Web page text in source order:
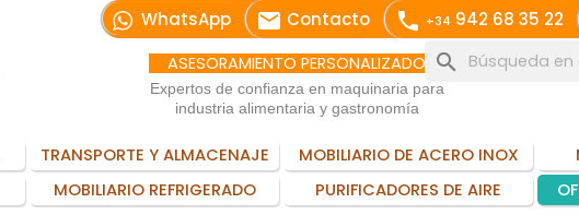
WhatsApp email Contacto call +34 942 68 35 22
ASESORAMIENTO PERSONALIZADO
Expertos de confianza en maquinaria para
industria alimentaria y gastronomía
search
TRANSPORTE Y ALMACENAJE MOBILIARIO DE ACERO INOX
MOBILIARIO REFRIGERADO PURIFICADORES DE AIRE